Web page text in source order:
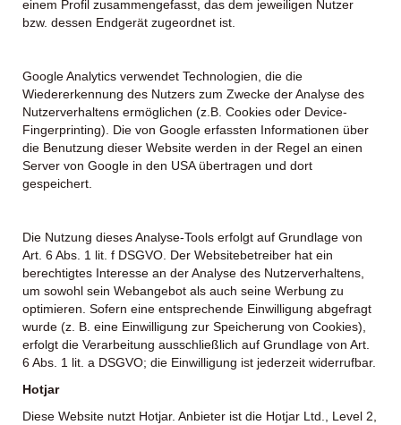
einem Profil zusammengefasst, das dem jeweiligen Nutzer
bzw. dessen Endgerät zugeordnet ist.
Google Analytics verwendet Technologien, die die
Wiedererkennung des Nutzers zum Zwecke der Analyse des
Nutzerverhaltens ermöglichen (z.B. Cookies oder Device-
Fingerprinting). Die von Google erfassten Informationen über
die Benutzung dieser Website werden in der Regel an einen
Server von Google in den USA übertragen und dort
gespeichert.
Die Nutzung dieses Analyse-Tools erfolgt auf Grundlage von
Art. 6 Abs. 1 lit. f DSGVO. Der Websitebetreiber hat ein
berechtigtes Interesse an der Analyse des Nutzerverhaltens,
um sowohl sein Webangebot als auch seine Werbung zu
optimieren. Sofern eine entsprechende Einwilligung abgefragt
wurde (z. B. eine Einwilligung zur Speicherung von Cookies),
erfolgt die Verarbeitung ausschließlich auf Grundlage von Art.
6 Abs. 1 lit. a DSGVO; die Einwilligung ist jederzeit widerrufbar.
Hotjar
Diese Website nutzt Hotjar. Anbieter ist die Hotjar Ltd., Level 2,